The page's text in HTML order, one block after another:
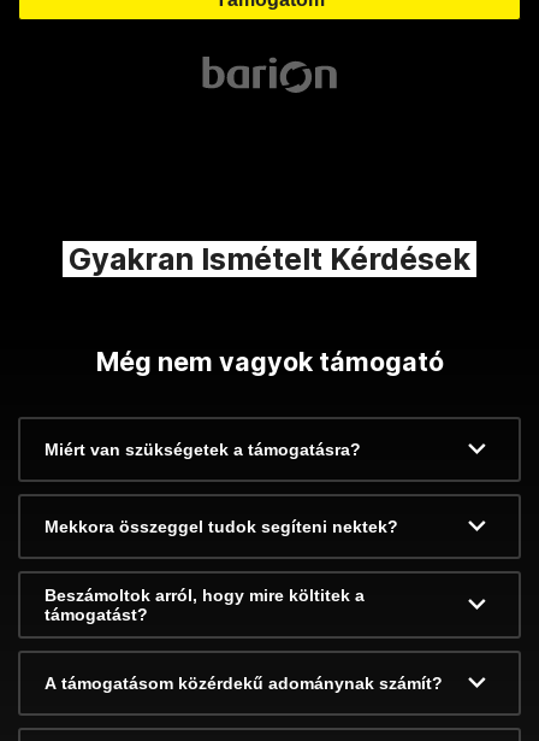
Gyakran Ismételt Kérdések
Még nem vagyok támogató
Miért van szükségetek a támogatásra?
Mekkora összeggel tudok segíteni nektek?
Beszámoltok arról, hogy mire költitek a
támogatást?
A támogatásom közérdekű adománynak számít?